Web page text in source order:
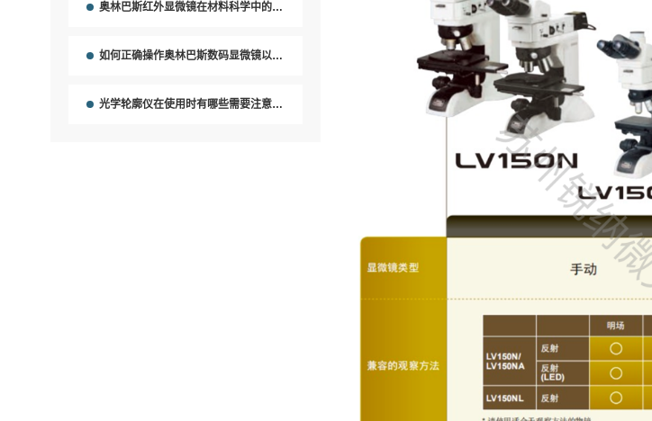
奥林巴斯红外显微镜在材料科学中的应用有哪些？
如何正确操作奥林巴斯数码显微镜以获得清晰的图像？
光学轮廓仪在使用时有哪些需要注意的事项？